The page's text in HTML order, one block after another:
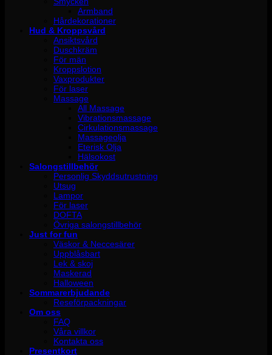
Armband
Hårdekorationer
Hud & Kroppsvård
Ansiktsvård
Duschkräm
För män
Kroppslotion
Vaxprodukter
För laser
Massage
All Massage
Vibrationsmassage
Cirkulationsmassage
Massageolja
Eterisk Olja
Hälsokost
Salongstillbehör
Personlig Skyddsutrustning
Utsug
Lampor
För laser
DOFTA
Övriga salongstillbehör
Just for fun
Väskor & Neccesärer
Uppblåsbart
Lek & skoj
Maskerad
Halloween
Sommarerbjudande
Reseförpackningar
Om oss
FAQ
Våra villkor
Kontakta oss
Presentkort